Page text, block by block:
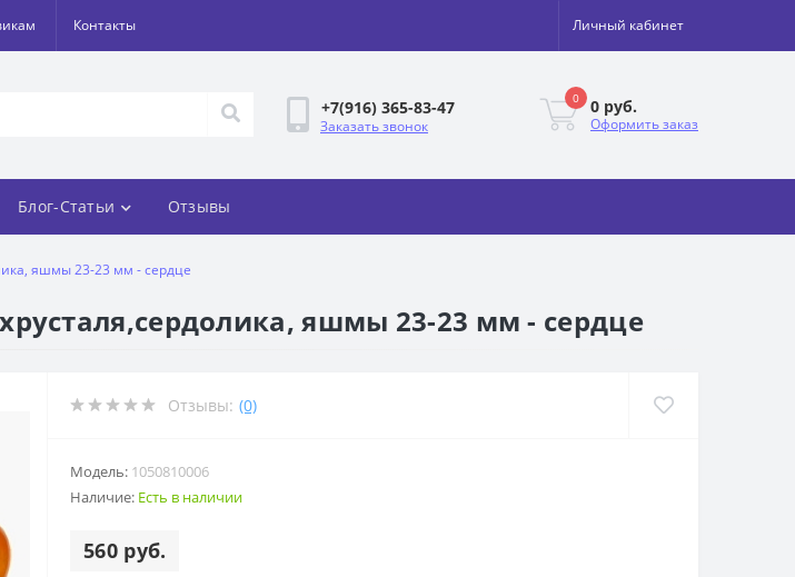
Контакты Личный кабинет
+7(916) 365-83-47
Заказать звонок
0 0 руб.
Оформить заказ
Блог-Статьи Отзывы
яшмы 23-23 мм - сердце
яшмы 23-23 мм - сердце
Отзывы: (0)
Модель: 1050810006
Наличие: Есть в наличии
560 руб.